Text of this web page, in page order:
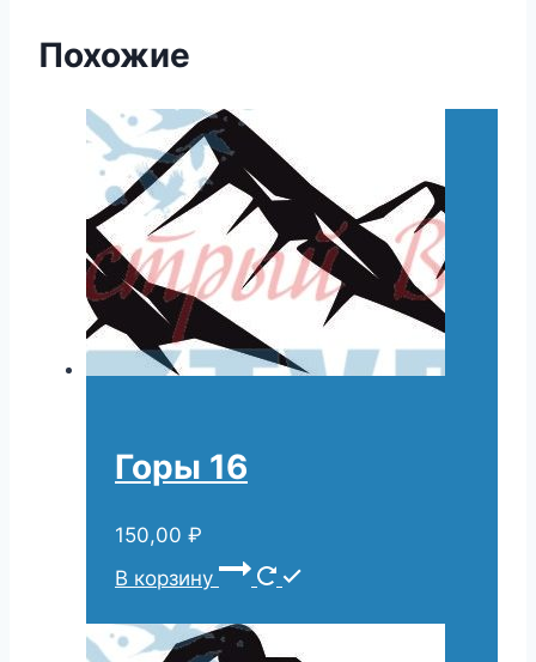
Похожие
Горы 16
150,00 ₽
В корзину